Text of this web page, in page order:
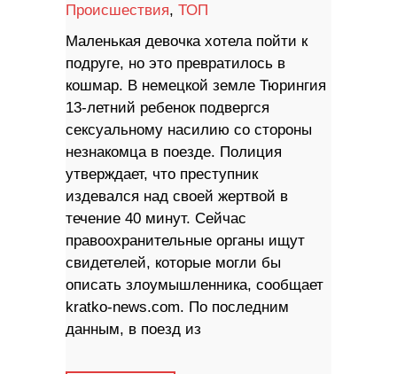
Происшествия, ТОП
Маленькая девочка хотела пойти к
подруге, но это превратилось в
кошмар. В немецкой земле Тюрингия
13-летний ребенок подвергся
сексуальному насилию со стороны
незнакомца в поезде. Полиция
утверждает, что преступник
издевался над своей жертвой в
течение 40 минут. Сейчас
правоохранительные органы ищут
свидетелей, которые могли бы
описать злоумышленника, сообщает
kratko-news.com. По последним
данным, в поезд из